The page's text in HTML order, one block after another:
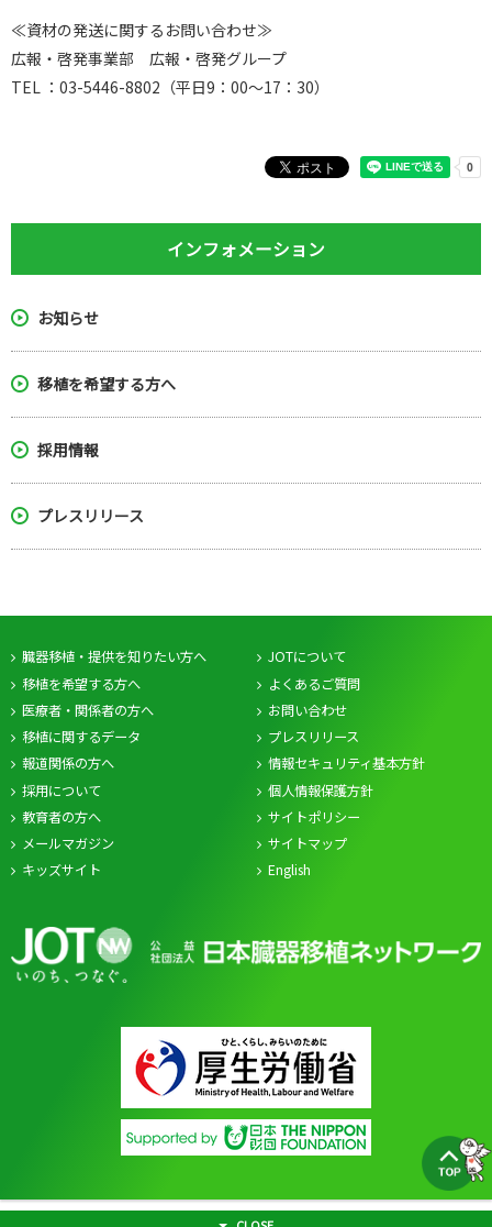
≪資材の発送に関するお問い合わせ≫
広報・啓発事業部 広報・啓発グループ
TEL ：03-5446-8802（平日9：00～17：30）
インフォメーション
お知らせ
移植を希望する方へ
採用情報
プレスリリース
臓器移植・提供を知りたい方へ
移植を希望する方へ
医療者・関係者の方へ
移植に関するデータ
JOTについて
よくあるご質問
お問い合わせ
プレスリリース
報道関係の方へ
採用について
教育者の方へ
メールマガジン
キッズサイト
情報セキュリティ基本方針
個人情報保護方針
サイトポリシー
サイトマップ
English